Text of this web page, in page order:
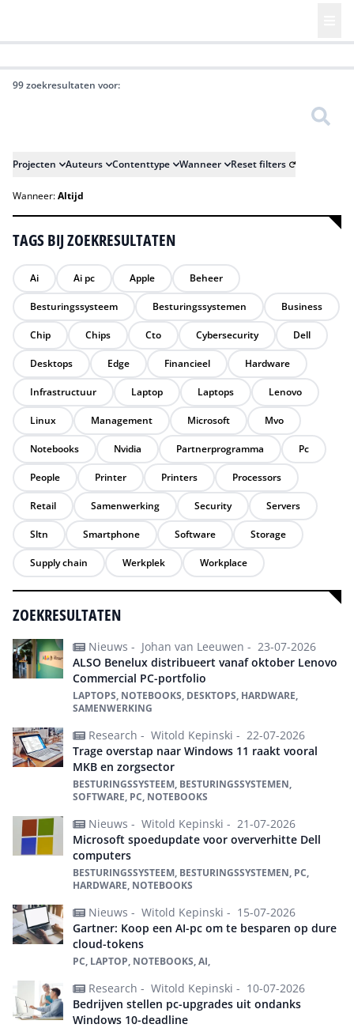
99 zoekresultaten voor:
Projecten Auteurs Contenttype Wanneer Reset filters
Wanneer:Altijd
ZOEKRESULTATEN
Nieuws - Johan van Leeuwen - 23-07-2026
ALSO Benelux distribueert vanaf oktober Lenovo
Commercial PC-portfolio
LAPTOPS, NOTEBOOKS, DESKTOPS, HARDWARE,
SAMENWERKING
Research - Witold Kepinski - 22-07-2026
Trage overstap naar Windows 11 raakt vooral
MKB en zorgsector
BESTURINGSSYSTEEM, BESTURINGSSYSTEMEN,
SOFTWARE, PC, NOTEBOOKS
Nieuws - Witold Kepinski - 21-07-2026
Microsoft spoedupdate voor oververhitte Dell
computers
BESTURINGSSYSTEEM, BESTURINGSSYSTEMEN, PC,
HARDWARE, NOTEBOOKS
Nieuws - Witold Kepinski - 15-07-2026
Gartner: Koop een AI-pc om te besparen op dure
cloud-tokens
PC, LAPTOP, NOTEBOOKS, AI,
Research - Witold Kepinski - 10-07-2026
Bedrijven stellen pc-upgrades uit ondanks
Windows 10-deadline
TAGS BIJ ZOEKRESULTATEN
Ai Ai pc Apple Beheer
Besturingssysteem Besturingssystemen Business
Chip Chips Cto Cybersecurity Dell
Desktops Edge Financieel Hardware
Infrastructuur Laptop Laptops Lenovo
Linux Management Microsoft Mvo
Notebooks Nvidia Partnerprogramma Pc
People Printer Printers Processors
Retail Samenwerking Security Servers
Sltn Smartphone Software Storage
Supply chain Werkplek Workplace